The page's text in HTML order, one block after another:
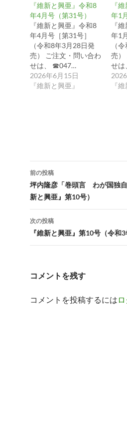
『維新と興亜』令和8
年4月号（第31号）
『維新と興亜』令和8
年4月号［第31号］
（令和8年3月28日発
売） ご注文・問い合わ
せは、 ☎047…
2026年6月15日
『維新と興亜』
『
年1
『
年1
（
売）
せ
『
投
稿
ナ
ビ
ゲ
シ
前の投稿
坪内隆彦「巻頭言 わが国独
新と興亜』第10号）
次の投稿
『維新と興亜』第10号（令和
コメントを残す
コメントを投稿するには